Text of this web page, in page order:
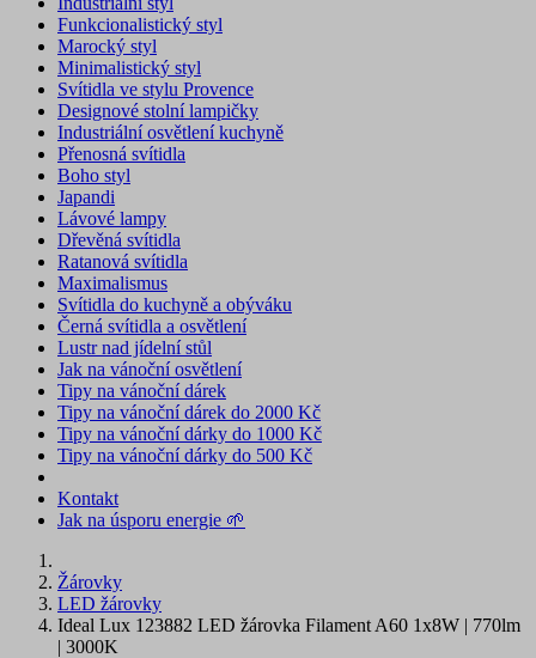
Funkcionalistický styl
Marocký styl
Minimalistický styl
Svítidla ve stylu Provence
Designové stolní lampičky
Industriální osvětlení kuchyně
Přenosná svítidla
Boho styl
Japandi
Lávové lampy
Dřevěná svítidla
Ratanová svítidla
Maximalismus
Svítidla do kuchyně a obýváku
Černá svítidla a osvětlení
Lustr nad jídelní stůl
Jak na vánoční osvětlení
Tipy na vánoční dárek
Tipy na vánoční dárek do 2000 Kč
Tipy na vánoční dárky do 1000 Kč
Tipy na vánoční dárky do 500 Kč
Kontakt
Jak na úsporu energie 🌱
Žárovky
LED žárovky
Ideal Lux 123882 LED žárovka Filament A60 1x8W | 770lm
| 3000K